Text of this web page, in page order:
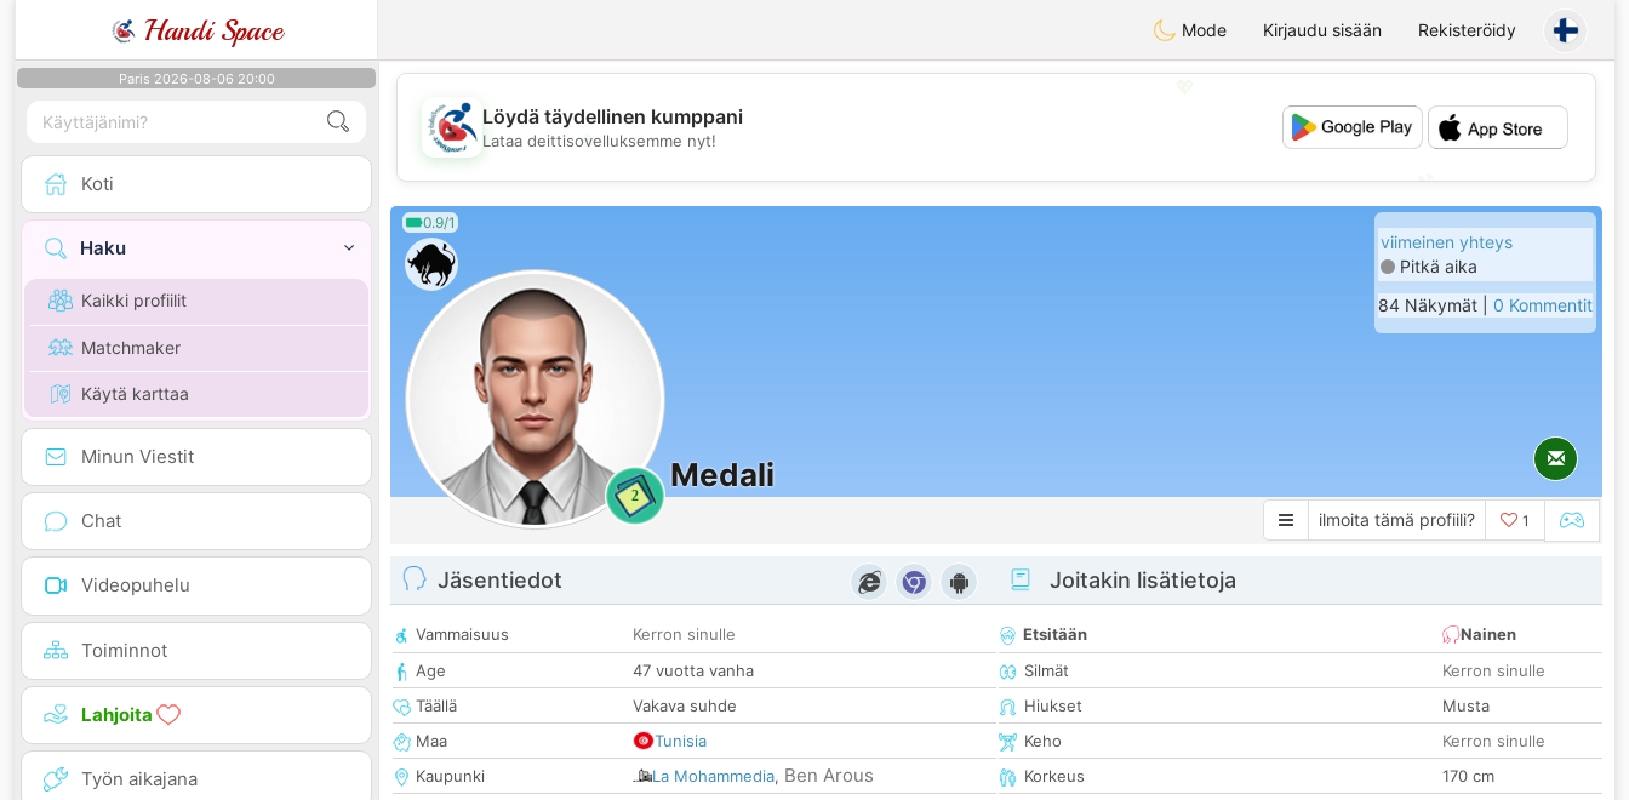
Handi Space Mode Kirjaudu sisään Rekisteröidy
Paris 2026-08-06 20:00
Koti
Haku
Kaikki profiilit
Matchmaker
Käytä karttaa
Minun Viestit
Chat
Videopuhelu
Toiminnot
Lahjoita
Työn aikajana
💕
Löydä täydellinen kumppani
Lataa deittisovelluksemme nyt!
0.9/1
2
Medali
viimeinen yhteys
Pitkä aika
84 Näkymät | 0 Kommentit
ilmoita tämä profiili? 1
Jäsentiedot
Vammaisuus
Kerron sinulle
Age
47 vuotta vanha
Täällä
Vakava suhde
Maa
Tunisia
Kaupunki
La Mohammedia, Ben Arous
Joitakin lisätietoja
Etsitään
Nainen
Silmät
Kerron sinulle
Hiukset
Musta
Keho
Kerron sinulle
Korkeus
170 cm